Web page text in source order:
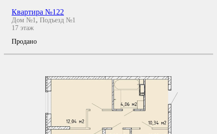
Квартира №122
Дом №1, Подъезд №1
17 этаж
Продано